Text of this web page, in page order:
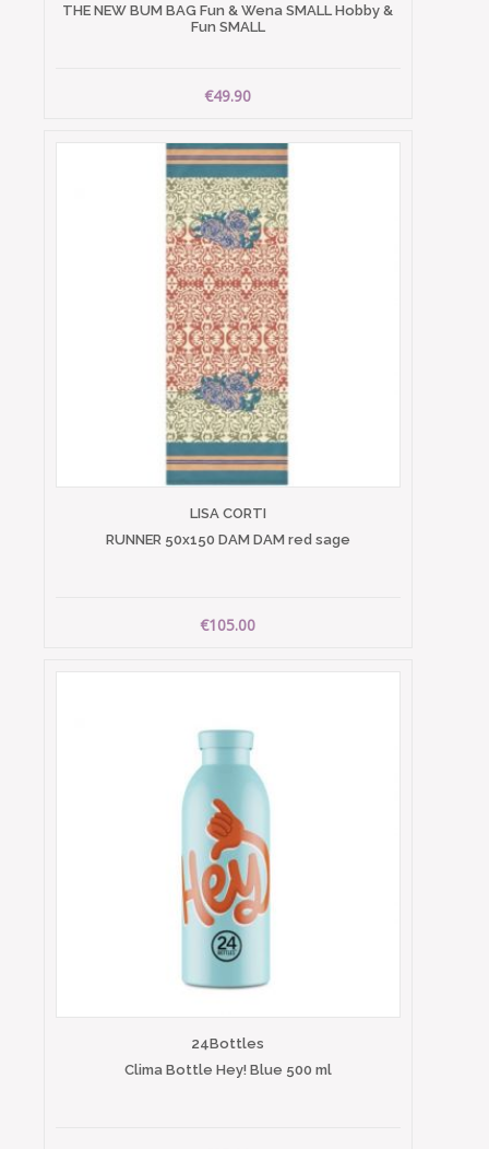
THE NEW BUM BAG Fun & Wena SMALL Hobby &
Fun SMALL
€49.90
LISA CORTI
RUNNER 50x150 DAM DAM red sage
€105.00
24Bottles
Clima Bottle Hey! Blue 500 ml